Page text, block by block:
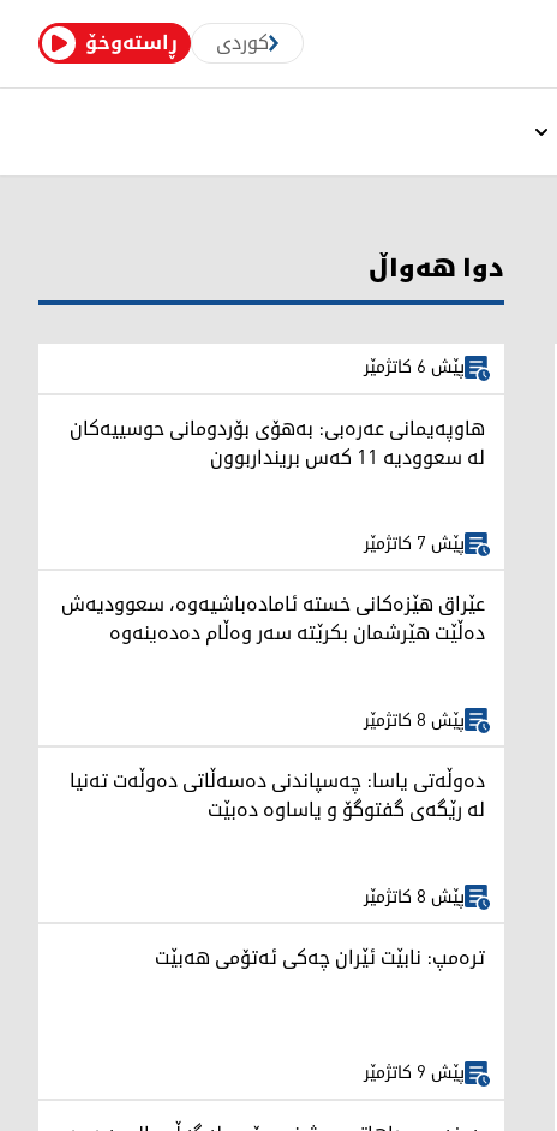
ڕاستەوخۆ کوردی
دوا هەواڵ
پێش 6 کاتژمێر
هاوپەیمانی عەرەبی: بەهۆی بۆردومانی حوسییەکان
لە سعوودیە 11 کەس برینداربوون
پێش 7 کاتژمێر
عێراق هێزەکانی خستە ئامادەباشیەوە، سعوودیەش
دەڵێت هێرشمان بکرێتە سەر وەڵام دەدەینەوە
پێش 8 کاتژمێر
دەوڵەتی یاسا: چەسپاندنی دەسەڵاتی دەوڵەت تەنیا
لە رێگەی گفتوگۆ و یاساوە دەبێت
پێش 8 کاتژمێر
ترەمپ: نابێت ئێران چەکی ئەتۆمی هەبێت
پێش 9 کاتژمێر